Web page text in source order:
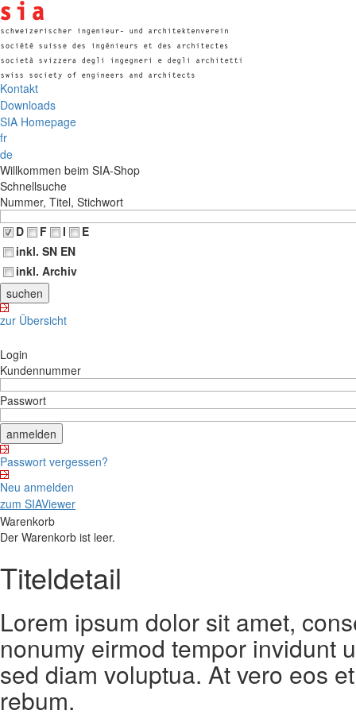
Kontakt
Downloads
SIA Homepage
fr
de
Willkommen beim SIA-Shop
Schnellsuche
Nummer, Titel, Stichwort
D
F I
E
inkl. SN EN
inkl. Archiv
zur Übersicht
Login
Kundennummer
Passwort
Passwort vergessen?
Neu anmelden
zum SIAViewer
Warenkorb
Der Warenkorb ist leer.
Titeldetail
Lorem ipsum dolor sit amet,
nonumy eirmod tempor invidunt
sed diam voluptua. At vero eos
rebum.